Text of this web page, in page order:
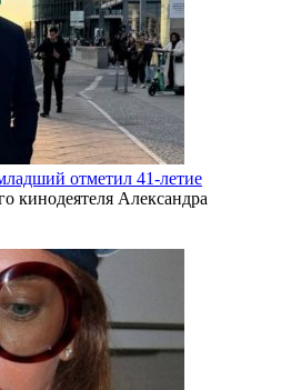
отметил 41-летие
кинодеятеля Александра